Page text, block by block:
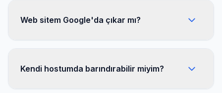
Web sitem Google'da çıkar mı?
Kendi hostumda barındırabilir miyim?